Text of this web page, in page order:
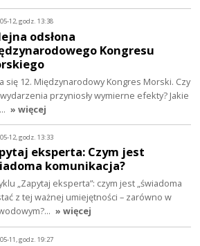
12, godz. 13:38
odsłona
Kongresu
się 12. Międzynarodowy Kongres Morski. Czy
przyniosły wymierne efekty? Jakie
» więcej
12, godz. 13:33
eksperta: Czym jest
komunikacja?
„Zapytaj eksperta”: czym jest „świadoma
z tej ważnej umiejętności – zarówno w
» więcej
11, godz. 19:27